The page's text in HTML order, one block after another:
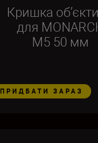
Кришка
для
M5 50 мм
ПРИДБАТИ ЗАРАЗ